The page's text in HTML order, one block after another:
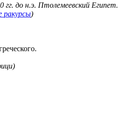
гг. до н.э. Птолемеевский Египет.
ракурсы)